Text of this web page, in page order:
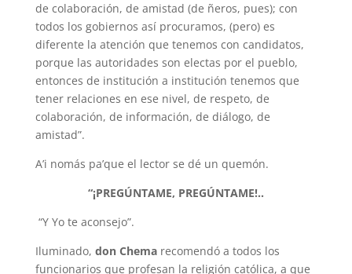
de colaboración, de amistad (de ñeros, pues); con
todos los gobiernos así procuramos, (pero) es
diferente la atención que tenemos con candidatos,
porque las autoridades son electas por el pueblo,
entonces de institución a institución tenemos que
tener relaciones en ese nivel, de respeto, de
colaboración, de información, de diálogo, de
amistad”.
A’i nomás pa’que el lector se dé un quemón.
“¡PREGÚNTAME, PREGÚNTAME!..
“Y Yo te aconsejo”.
Iluminado, don Chema recomendó a todos los
funcionarios que profesan la religión católica, a que